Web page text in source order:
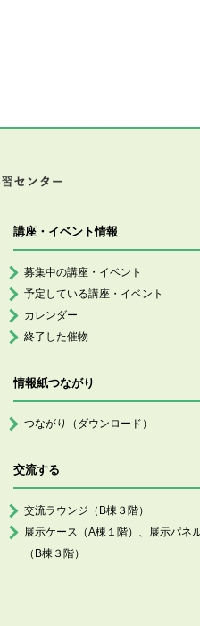
講座・イベント情報
募集中の講座・イベント
予定している講座・イベント
カレンダー
終了した催物
情報紙つながり
つながり（ダウンロード）
交流する
交流ラウンジ（B棟３階）
展示ケース（A棟１階）、展示パネ
（B棟３階）